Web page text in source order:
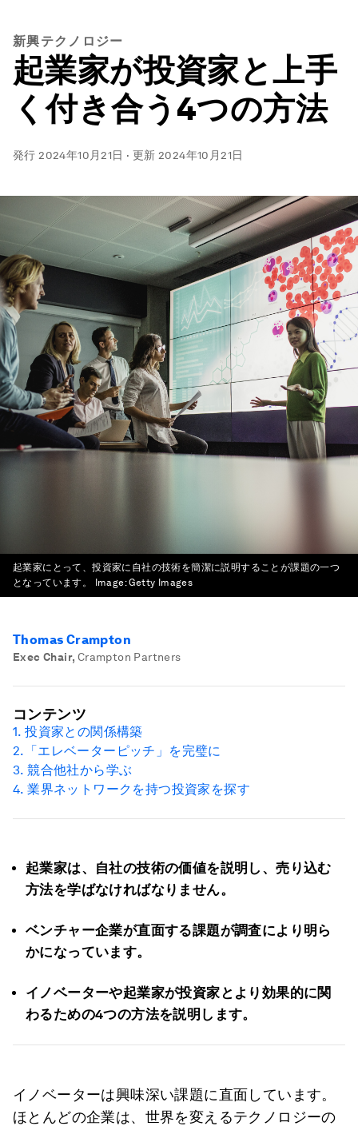
新興テクノロジー
起業家が投資家と上手
く付き合う4つの方法
発行2024年10月21日 · 更新2024年10月21日
起業家にとって、投資家に自社の技術を簡潔に説明することが課題の一つ
となっています。
Image:Getty Images
Thomas Crampton
Exec Chair, Crampton Partners
起業家は、自社の技術の価値を説明し、売り込む
方法を学ばなければなりません。
ベンチャー企業が直面する課題が調査により明ら
かになっています。
イノベーターや起業家が投資家とより効果的に関
わるための4つの方法を説明します。
イノベーターは興味深い課題に直面しています。
ほとんどの企業は、世界を変えるテクノロジーの
コンテンツ
1.投資家との関係構築
2. 「エレベーターピッチ」を完璧に
3.競合他社から学ぶ
4.業界ネットワークを持つ投資家を探す